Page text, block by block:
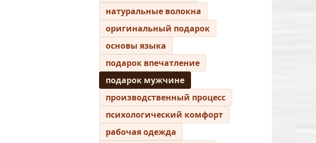
натуральные волокна
оригинальный подарок
основы языка
подарок впечатление
подарок мужчине
производственный процесс
психологический комфорт
рабочая одежда